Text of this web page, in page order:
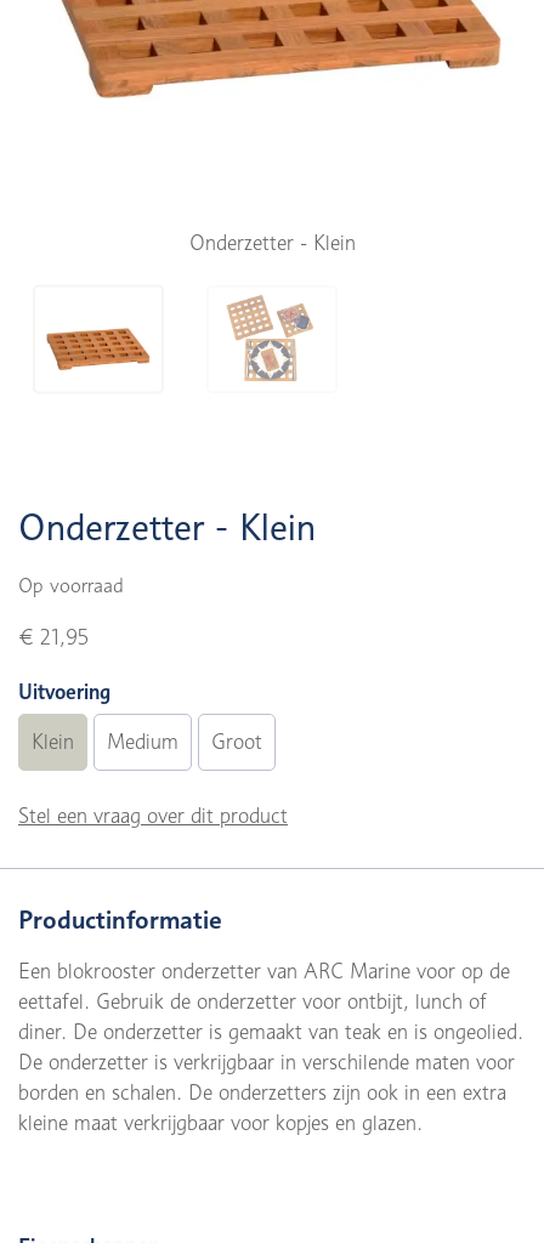
Onderzetter - Klein
Onderzetter - Klein
Op voorraad
€ 21,95
Uitvoering
Klein Medium Groot
Stel een vraag over dit product
Productinformatie
Een blokrooster onderzetter van ARC Marine voor op de
eettafel. Gebruik de onderzetter voor ontbijt, lunch of
diner. De onderzetter is gemaakt van teak en is ongeolied.
De onderzetter is verkrijgbaar in verschilende maten voor
borden en schalen. De onderzetters zijn ook in een extra
kleine maat verkrijgbaar voor kopjes en glazen.